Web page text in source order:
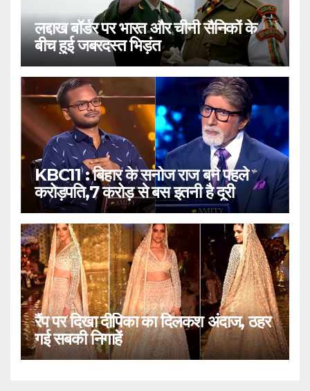
लद्दाख बॉर्डर पर भारत और चीनी सैनिकों के
बीच हुई जबरदस्त भिड़ंत
KBC11 : बिहार के सनोज राज बने पहले
करोड़पति,7 करोड़ से बस इतनी है दूरी
रैंप पर दिखा दीपिका का दिलकश अंदाज, ठहर
गई सबकी निगाहें